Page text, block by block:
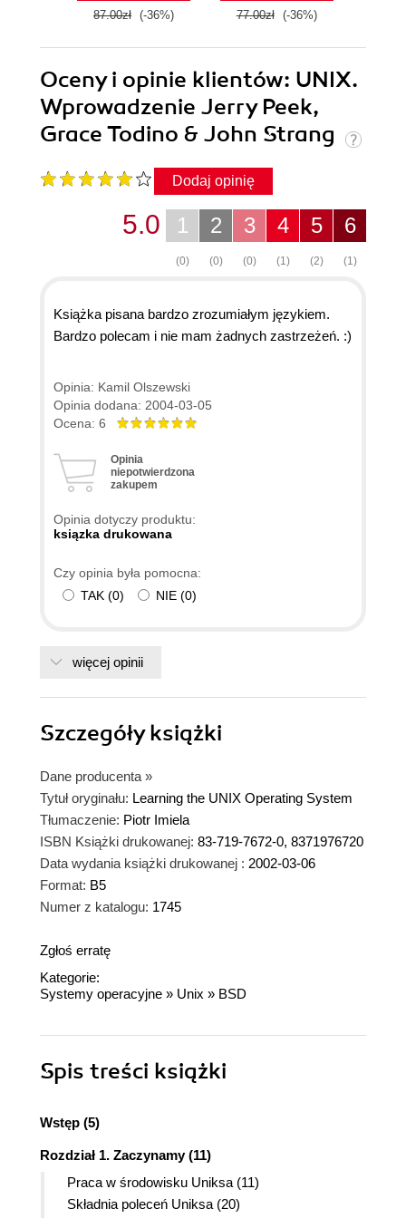
87.00zł (-36%) 77.00zł (-36%)
Oceny i opinie klientów: UNIX.
Wprowadzenie Jerry Peek,
Grace Todino & John Strang
Dodaj opinię
6
(1)
5
(2)
4
(1)
3
(0)
2
(0)
1
(0)
5.0
Książka pisana bardzo zrozumiałym językiem.
Bardzo polecam i nie mam żadnych zastrzeżeń. :)
Opinia: Kamil Olszewski
Opinia dodana: 2004-03-05
Ocena: 6
Opinia
niepotwierdzona
zakupem
Opinia dotyczy produktu:
ksiązka drukowana
Czy opinia była pomocna:
TAK (0) NIE (0)
więcej opinii
Szczegółyksiążki
Dane producenta »
Tytuł oryginału: Learning the UNIX Operating System
Tłumaczenie: Piotr Imiela
ISBN Książki drukowanej: 83-719-7672-0, 8371976720
Data wydania książki drukowanej : 2002-03-06
Format: B5
Numer z katalogu: 1745
Zgłoś erratę
Kategorie:
Systemy operacyjne » Unix » BSD
Spis treści książki
Wstęp (5)
Rozdział 1. Zaczynamy (11)
Praca w środowisku Uniksa (11)
Składnia poleceń Uniksa (20)